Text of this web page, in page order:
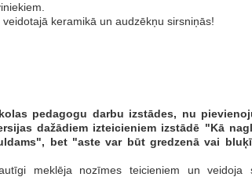
keramikā un audzēkņu sirsniņās!
pedagogu darbu izstādes, nu
dažādiem izteicieniem izstādē "Kā
bet "aste var būt gredzenā vai
meklēja nozīmes teicieniem un veidoja